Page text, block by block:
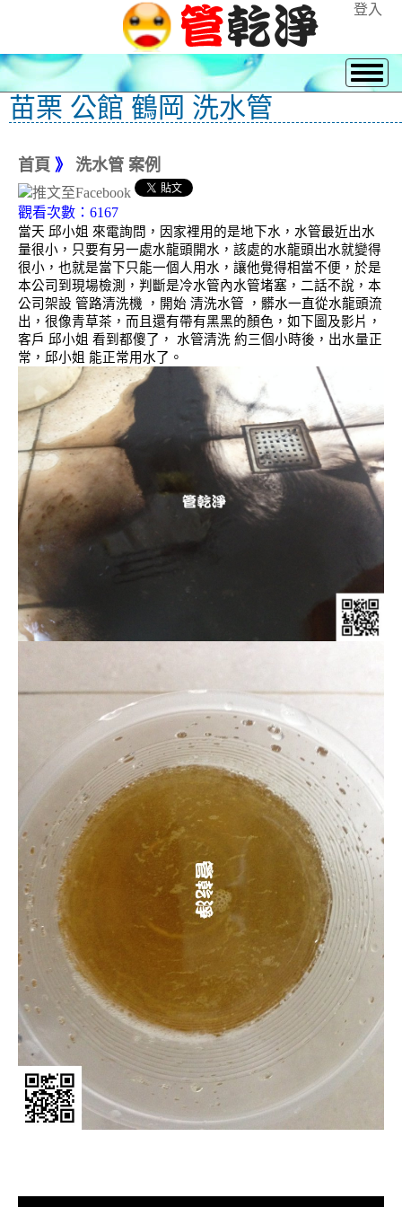
登入
苗栗 公館 鶴岡 洗水管
首頁 》 洗水管 案例
觀看次數：6167
當天 邱小姐 來電詢問，因家裡用的是地下水，水管最近出水
量很小，只要有另一處水龍頭開水，該處的水龍頭出水就變得
很小，也就是當下只能一個人用水，讓他覺得相當不便，於是
本公司到現場檢測，判斷是冷水管內水管堵塞，二話不說，本
公司架設 管路清洗機 ，開始 清洗水管 ，髒水一直從水龍頭流
出，很像青草茶，而且還有帶有黑黑的顏色，如下圖及影片，
客戶 邱小姐 看到都傻了， 水管清洗 約三個小時後，出水量正
常，邱小姐 能正常用水了。